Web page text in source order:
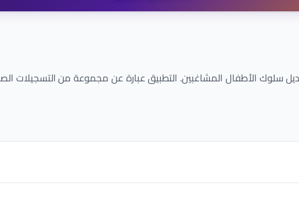
الأطفال المشاغبين. التطبيق عبارة عن مجموعة من التسجيلات